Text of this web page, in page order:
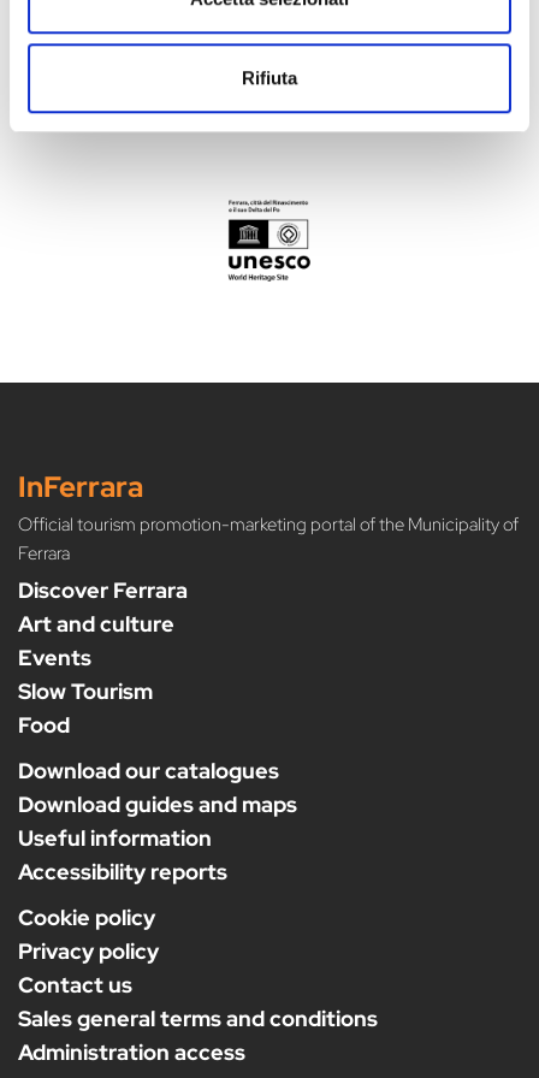
Rifiuta
InFerrara
Official tourism promotion-marketing portal of the Municipality of
Ferrara
Discover Ferrara
Art and culture
Events
Slow Tourism
Food
Download our catalogues
Download guides and maps
Useful information
Accessibility reports
Cookie policy
Privacy policy
Contact us
Sales general terms and conditions
Administration access